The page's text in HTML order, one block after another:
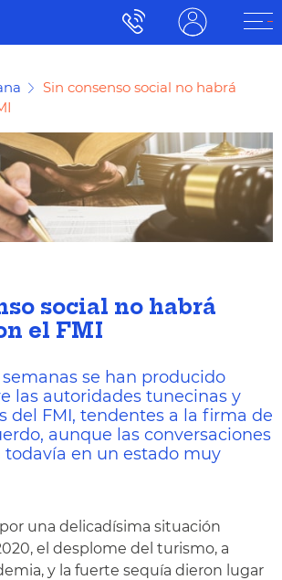
Sin consenso social no habrá
social no habrá
el FMI
se han producido
las autoridades tunecinas y
del FMI, tendentes a la firma de
aunque las conversaciones
todavía en un estado muy
una delicadísima situación
el desplome del turismo, a
y la fuerte sequía dieron lugar